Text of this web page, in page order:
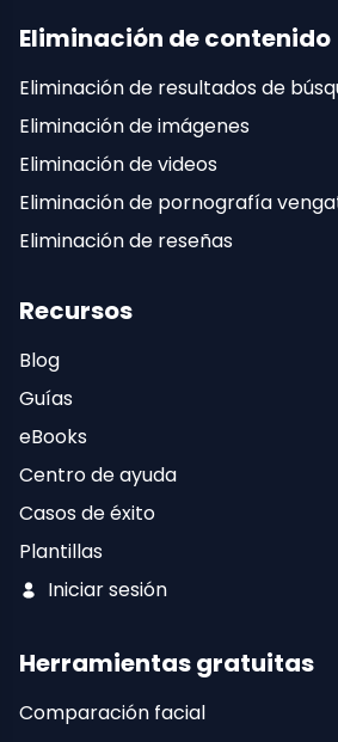
Eliminación de contenido
Eliminación de resultados de
Eliminación de imágenes
Eliminación de videos
Eliminación de pornografía
Eliminación de reseñas
Recursos
Blog
Guías
eBooks
Centro de ayuda
Casos de éxito
Plantillas
Iniciar sesión
Herramientas gratuitas
Comparación facial